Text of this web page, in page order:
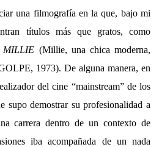
una filmografía en la que, bajo mi
títulos más que gratos, como
MILLIE (Millie, una chica moderna,
1973). De alguna manera, en
del cine “mainstream” de los
supo demostrar su profesionalidad a
carrera dentro de un contexto de
iba acompañada de un nada